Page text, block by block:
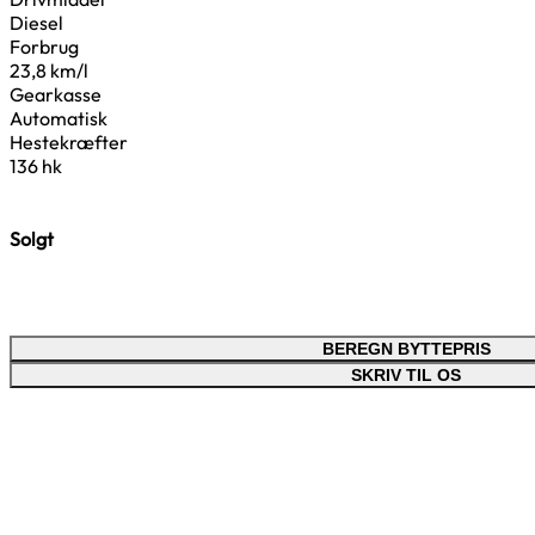
Diesel
Forbrug
23,8 km/l
Gearkasse
Automatisk
Hestekræfter
136 hk
Solgt
BEREGN BYTTEPRIS
SKRIV TIL OS